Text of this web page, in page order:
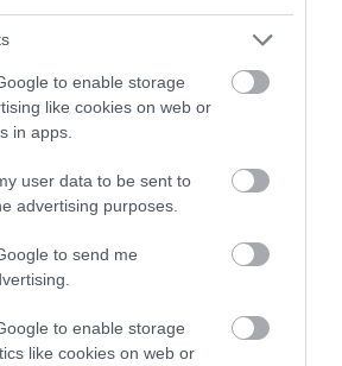
to enable storage
like cookies on web or
in apps.
user data to be sent to
advertising purposes.
to send me
to enable storage
like cookies on web or